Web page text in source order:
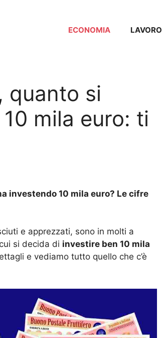
ECONOMIA LAVORO
quanto si
mila euro: ti
investendo 10 mila euro? Le cifre
e apprezzati, sono in molti a
si decida di investire ben 10 mila
e vediamo tutto quello che c’è